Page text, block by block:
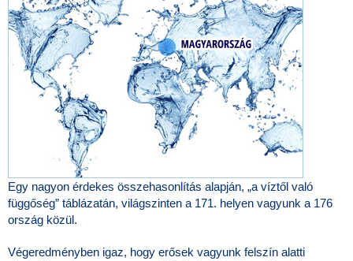
Egy nagyon érdekes összehasonlítás alapján, „a víztől való
függőség” táblázatán, világszinten a 171. helyen vagyunk a 176
ország közül.
Végeredményben igaz, hogy erősek vagyunk felszín alatti